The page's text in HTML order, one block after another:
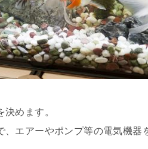
めます。
エアーやポンプ等の電気機器